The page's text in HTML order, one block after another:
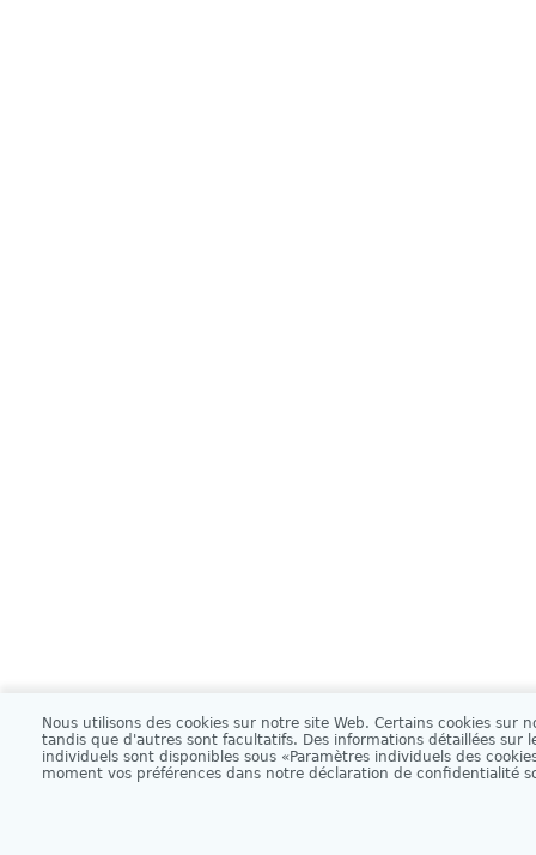
Accueil Infos légales Service clients À propos de GameDuell
Nous utilisons des cookies sur notre site Web. Certains cookies sur
tandis que d'autres sont facultatifs. Des informations détaillées sur
individuels sont disponibles sous «Paramètres individuels des
moment vos préférences dans notre déclaration de confidentialité